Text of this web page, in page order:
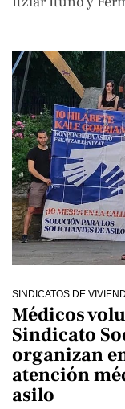
SINDICATOS DE
Médicos
Sindicato
organizan
atención
asilo